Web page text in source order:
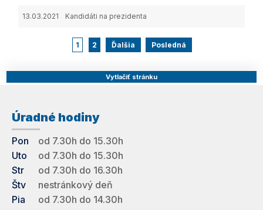
13.03.2021 Kandidáti na prezidenta
1 2 Ďalšia Posledná
Vytlačiť stránku
Úradné hodiny
Pon
od 7.30h do 15.30h
Uto
od 7.30h do 15.30h
Str
od 7.30h do 16.30h
Štv
nestránkový deň
Pia
od 7.30h do 14.30h